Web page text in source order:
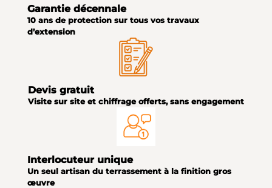
Garantie décennale
10 ans de protection sur tous vos travaux
d’extension
Devis gratuit
Visite sur site et chiffrage offerts, sans engagement
Interlocuteur unique
Un seul artisan du terrassement à la finition gros
œuvre